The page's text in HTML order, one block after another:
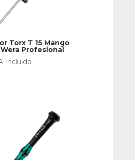
Torx T 15 Mango
Profesional
Incluido